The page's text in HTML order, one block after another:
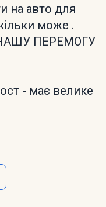
на авто для
може .
ПЕРЕМОГУ
- має велике